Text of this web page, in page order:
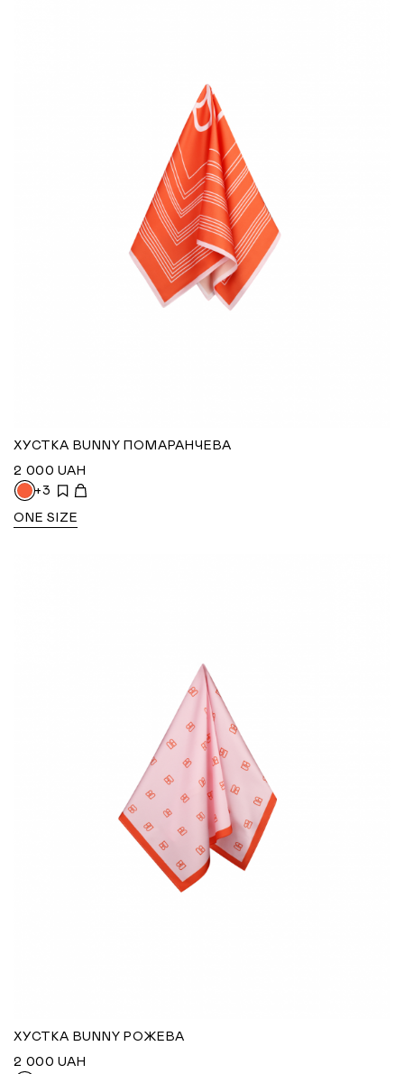
ХУСТКА BUNNY ПОМАРАНЧЕВА
2 000 UAH
+3
ONE SIZE
ХУСТКА BUNNY РОЖЕВА
2 000 UAH